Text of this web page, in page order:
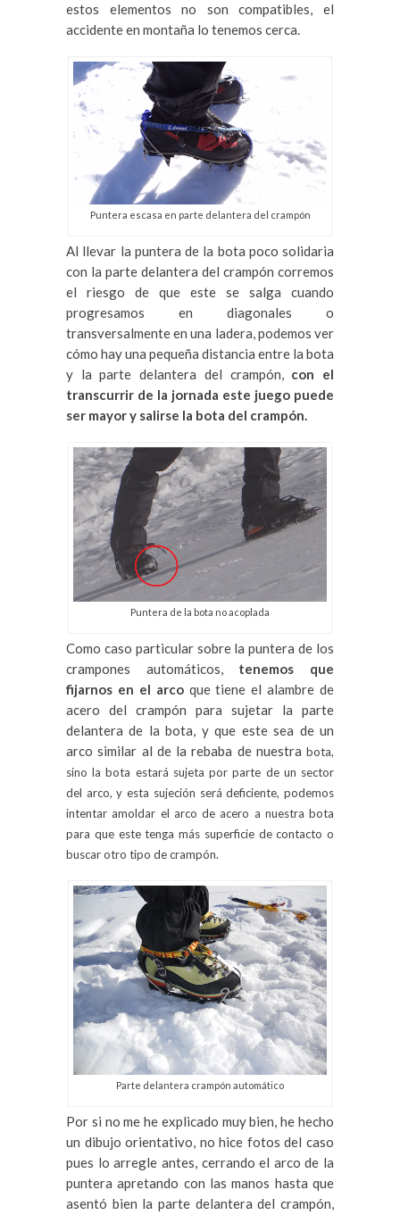
estos elementos no son compatibles, el
accidente en montaña lo tenemos cerca.
Puntera escasa en parte delantera del crampón
Al llevar la puntera de la bota poco solidaria
con la parte delantera del crampón corremos
el riesgo de que este se salga cuando
progresamos en diagonales o
transversalmente en una ladera, podemos ver
cómo hay una pequeña distancia entre la bota
y la parte delantera del crampón, con el
transcurrir de la jornada este juego puede
ser mayor y salirse la bota del crampón.
Puntera de la bota no acoplada
Como caso particular sobre la puntera de los
crampones automáticos, tenemos que
fijarnos en el arcoque tiene el alambre de
acero del crampón para sujetar la parte
delantera de la bota, y que este sea de un
arco similar al de la rebaba de nuestra bota,
sino la bota estará sujeta por parte de un sector
del arco, y esta sujeción será deficiente, podemos
intentar amoldar el arco de acero a nuestra bota
para que este tenga más superficie de contacto o
buscar otro tipo de crampón.
Parte delantera crampón automático
Por si no me he explicado muy bien, he hecho
un dibujo orientativo, no hice fotos del caso
pues lo arregle antes, cerrando el arco de la
puntera apretando con las manos hasta que
asentó bien la parte delantera del crampón,